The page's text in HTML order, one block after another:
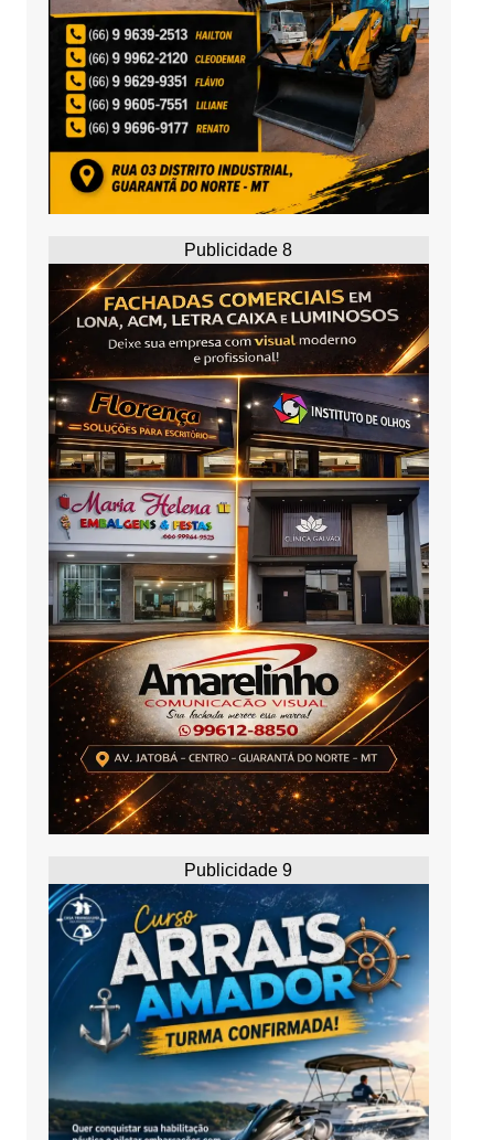
Publicidade 8
Publicidade 9